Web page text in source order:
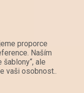
proporce
Naším
ale
vaši osobnost..